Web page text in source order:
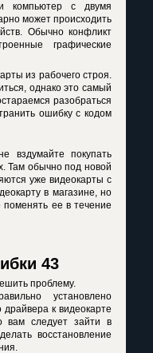
компьютер с двумя
может происходить
Обычно конфликт
графические
из рабочего строя.
однако это самый
разобраться
ошибку с кодом
вздумайте покупать
Там обычно под новой
уже видеокарты с
в магазине, но
ее в течение
43
проблему.
установлено
к видеокарте
вам следует зайти в
восстановление